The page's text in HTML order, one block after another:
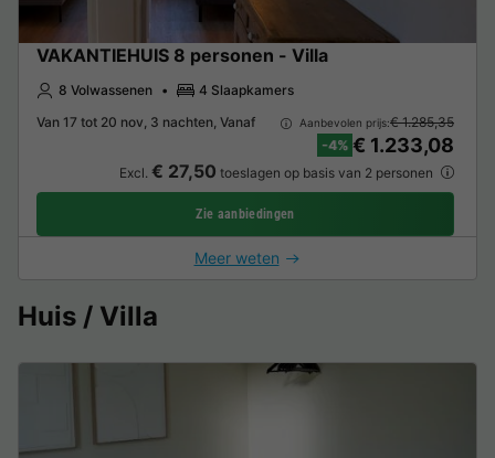
VAKANTIEHUIS 8 personen - Villa
8 Volwassenen
4 Slaapkamers
Van 17 tot 20 nov, 3 nachten, Vanaf
Aanbevolen prijs:€ 1.285,35
-4% € 1.233,08
Excl. € 27,50 toeslagen op basis van 2 personen
Zie aanbiedingen
Meer weten
Huis / Villa